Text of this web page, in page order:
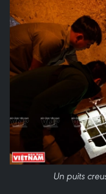
Un puits